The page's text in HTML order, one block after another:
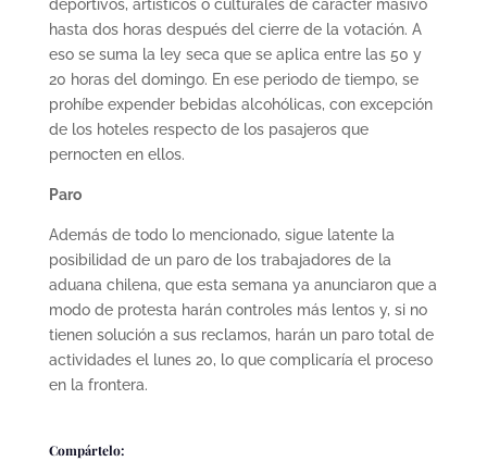
deportivos, artísticos o culturales de carácter masivo
hasta dos horas después del cierre de la votación. A
eso se suma la ley seca que se aplica entre las 50 y
20 horas del domingo. En ese periodo de tiempo, se
prohíbe expender bebidas alcohólicas, con excepción
de los hoteles respecto de los pasajeros que
pernocten en ellos.
Paro
Además de todo lo mencionado, sigue latente la
posibilidad de un paro de los trabajadores de la
aduana chilena, que esta semana ya anunciaron que a
modo de protesta harán controles más lentos y, si no
tienen solución a sus reclamos, harán un paro total de
actividades el lunes 20, lo que complicaría el proceso
en la frontera.
Compártelo: